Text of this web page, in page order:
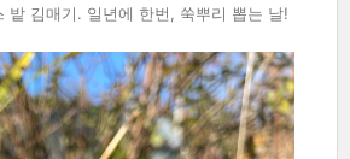
밭 김매기. 일년에 한번, 쑥뿌리 뽑는 날!